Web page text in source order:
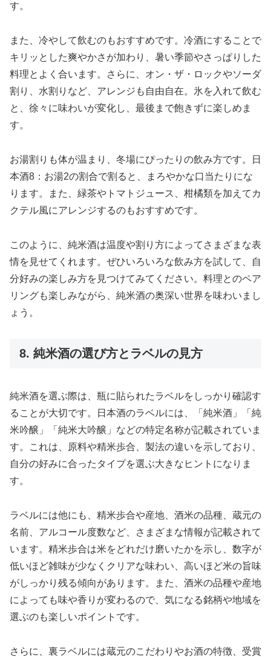
す。
また、冷やして飲むのもおすすめです。冷酒にすることで
キリッとした爽やかさが加わり、暑い季節やさっぱりした
料理とよく合います。さらに、オン・ザ・ロックやソーダ
割り、水割りなど、アレンジも自由自在。氷を入れて飲む
と、徐々に味わいが変化し、最後まで飽きずに楽しめま
す。
お湯割りも体が温まり、冬場にぴったりの飲み方です。日
本酒8：お湯2の割合で割ると、まろやかな口当たりにな
ります。また、緑茶やトマトジュース、柑橘類を加えてカ
クテル風にアレンジするのもおすすめです。
このように、純米酒は温度や割り方によってさまざまな表
情を見せてくれます。ぜひいろいろな飲み方を試して、自
分好みの楽しみ方を見つけてみてください。料理とのペア
リングも楽しみながら、純米酒の奥深い世界を味わいまし
ょう。
8. 純米酒の選び方とラベルの見方
純米酒を選ぶ際は、瓶に貼られたラベルをしっかり確認す
ることが大切です。日本酒のラベルには、「純米酒」「純
米吟醸」「純米大吟醸」などの特定名称が記載されていま
す。これは、原料や精米歩合、製法の違いを示しており、
自分の好みに合ったタイプを選ぶ大きなヒントになりま
す。
ラベルには他にも、精米歩合や産地、酒米の品種、蔵元の
名前、アルコール度数など、さまざまな情報が記載されて
います。精米歩合は米をどれだけ磨いたかを示し、数字が
低いほど雑味が少なくクリアな味わい、高いほど米の旨味
がしっかり残る傾向があります。また、酒米の品種や産地
によっても味や香りが変わるので、気になる銘柄や地域を
選ぶのも楽しいポイントです。
さらに、裏ラベルには蔵元のこだわりやお酒の特徴、受賞